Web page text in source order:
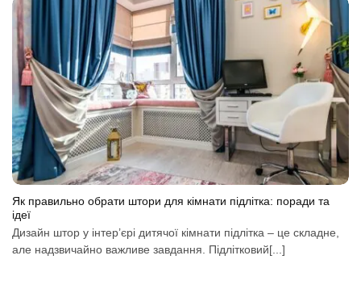
Як правильно обрати штори для кімнати підлітка: поради та
ідеї
Дизайн штор у інтер’єрі дитячої кімнати підлітка – це складне,
але надзвичайно важливе завдання. Підлітковий[...]